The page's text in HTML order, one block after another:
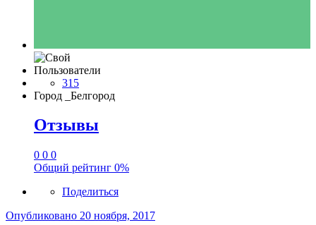
Пользователи
315
Город
_Белгород
Отзывы
0 0 0
Общий рейтинг 0%
Поделиться
Опубликовано 20 ноября, 2017